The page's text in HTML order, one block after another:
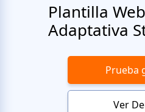
Plantilla Web
Adaptativa
Prueba
Ver